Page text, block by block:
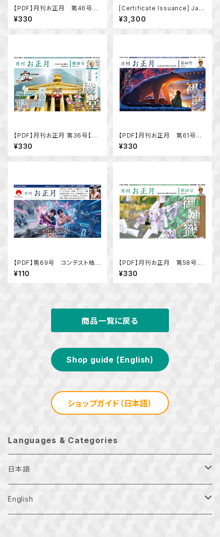
【PDF】月刊お正月 第46号
特集「鏡もち」 もち業界の最新
動向
¥330
[Certificate Issuance] Jap
an New Year Adviser℠ Exa
m [Beginner Level] 2023 E
dition
¥3,300
【PDF】月刊お正月 第36号【特
集／正月の殿堂2022年から20
23年へ】
¥330
【PDF】月刊お正月 第61号
特集「初夢」
¥330
【PDF】第69号 コンテスト結
果発表
¥110
【PDF】月刊お正月 第58号
特集「御神籤（おみくじ）」
¥330
商品一覧に戻る
Shop guide (English)
ショップガイド（日本語）
Languages & Categories
日本語
月刊お正月
English